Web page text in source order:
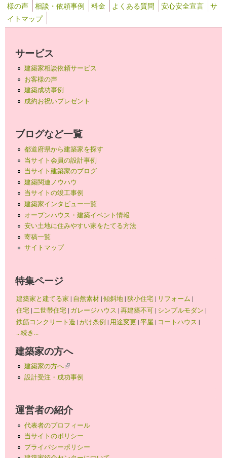
様の声
相談・依頼事例 料金 よくある質問 安心安全宣言
サ
イトマップ
サービス
建築家相談依頼サービス
お客様の声
建築成功事例
成約お祝いプレゼント
ブログなど一覧
都道府県から建築家を探す
当サイト会員の設計事例
当サイト建築家のブログ
建築関連ノウハウ
当サイトの竣工事例
建築家インタビュー一覧
オープンハウス・建築イベント情報
安い土地に住みやすい家をたてる方法
寄稿一覧
サイトマップ
特集ページ
建築家と建てる家 | 自然素材|傾斜地|狭小住宅| リフォーム |
住宅|二世帯住宅| ガレージハウス |再建築不可| シンプルモダン |
鉄筋コンクリート造 |がけ条例 | 用途変更 |平屋 | コートハウス |
...続き...
建築家の方へ
建築家の方へ(link is external)
設計受注・成功事例
運営者の紹介
代表者のプロフィール
当サイトのポリシー
プライバシーポリシー